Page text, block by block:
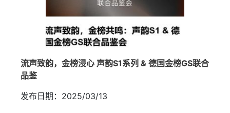
流声致韵，金榜浸心 声韵S1系列 & 德国金榜GS联合
品鉴
发布日期：2025/03/13